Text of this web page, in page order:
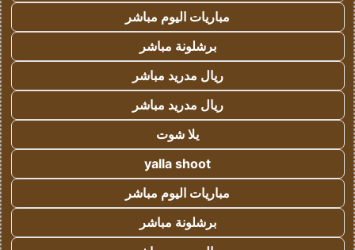
مباريات اليوم مباشر
برشلونة مباشر
ريال مدريد مباشر
ريال مدريد مباشر
يلا شوت
yalla shoot
مباريات اليوم مباشر
برشلونة مباشر